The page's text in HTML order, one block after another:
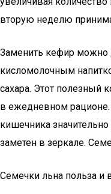
вторую неделю
Заменить кефир
кисломолочным
сахара. Этот полезный
в ежедневном рационе.
кишечника значительно
заметен в зеркале.
Семечки льна польза и